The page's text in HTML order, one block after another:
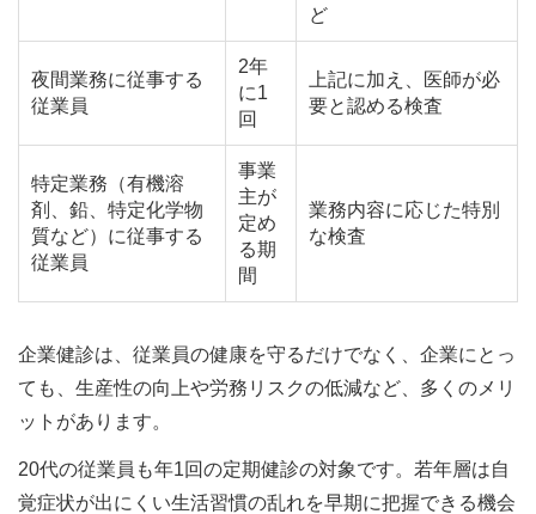
ど
夜間業務に従事する
従業員
2年
に1
回
上記に加え、医師が必
要と認める検査
特定業務（有機溶
剤、鉛、特定化学物
質など）に従事する
従業員
事業
主が
定め
る期
間
業務内容に応じた特別
な検査
企業健診は、従業員の健康を守るだけでなく、企業にとっ
ても、生産性の向上や労務リスクの低減など、多くのメリ
ットがあります。
20代の従業員も年1回の定期健診の対象です。若年層は自
覚症状が出にくい生活習慣の乱れを早期に把握できる機会